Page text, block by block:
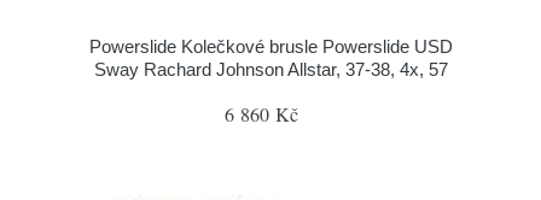
Powerslide Kolečkové brusle Powerslide USD
Sway Rachard Johnson Allstar, 37-38, 4x, 57
6 860 Kč